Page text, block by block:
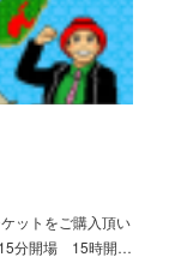
ットをご購入頂い
15分開場 15時開…